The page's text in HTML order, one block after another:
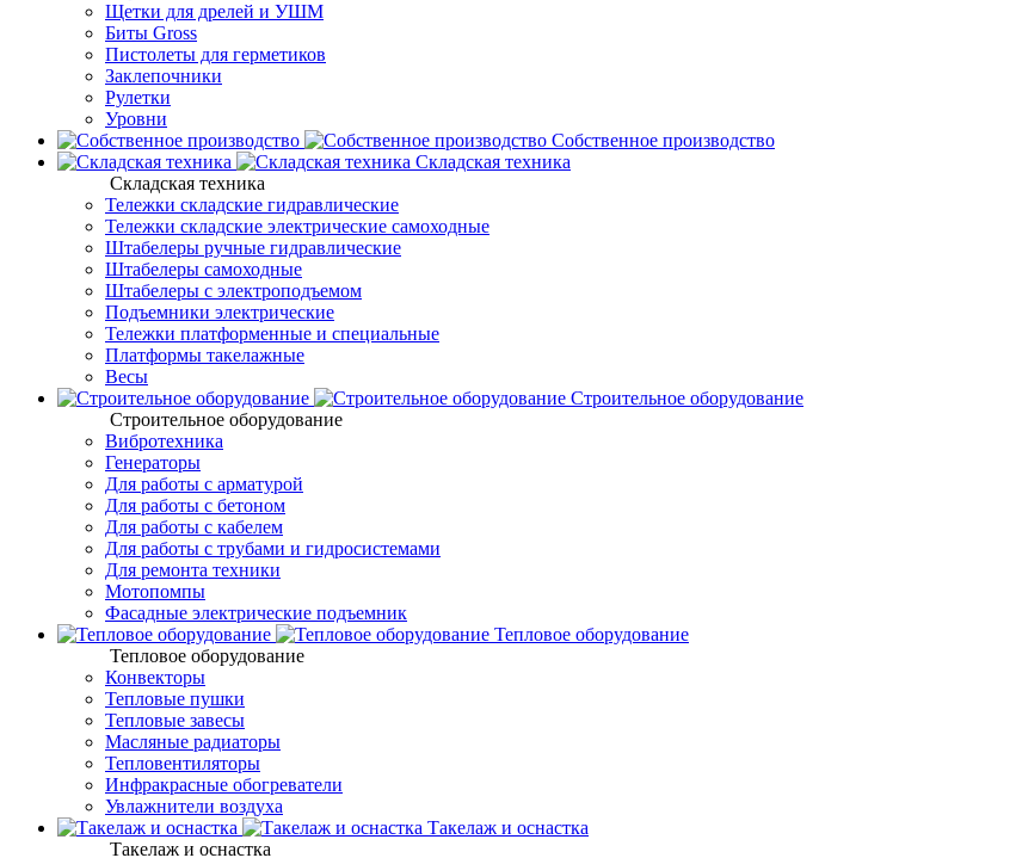
Щетки для дрелей и УШМ
Биты Gross
Пистолеты для герметиков
Заклепочники
Рулетки
Уровни
Собственное производство
Складская техника
Складская техника
Тележки складские гидравлические
Тележки складские электрические самоходные
Штабелеры ручные гидравлические
Штабелеры самоходные
Штабелеры с электроподъемом
Подъемники электрические
Тележки платформенные и специальные
Платформы такелажные
Весы
Строительное оборудование
Строительное оборудование
Вибротехника
Генераторы
Для работы с арматурой
Для работы с бетоном
Для работы с кабелем
Для работы с трубами и гидросистемами
Для ремонта техники
Мотопомпы
Фасадные электрические подъемник
Тепловое оборудование
Тепловое оборудование
Конвекторы
Тепловые пушки
Тепловые завесы
Масляные радиаторы
Тепловентиляторы
Инфракрасные обогреватели
Увлажнители воздуха
Такелаж и оснастка
Такелаж и оснастка